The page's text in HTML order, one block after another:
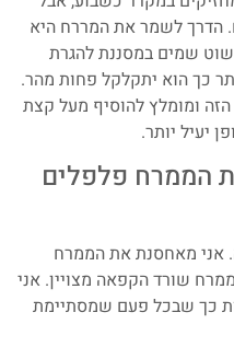
הדרך לשמר את המררח היא
שמים במסננת להגרת
כך הוא יתקלקל פחות מהר.
ומומלץ להוסיף מעל קצת
יעיל יותר.
הממרח פלפלים
אני מאחסנת את הממרח
שורד הקפאה מצויין. אני
שמספיקה ל-4-5 צנצנות כך שבכל פעם שמסתיימת